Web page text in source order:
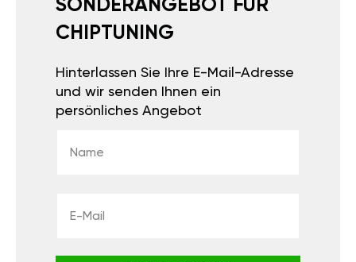
CHIPTUNING
und wir senden Ihnen ein
persönliches Angebot